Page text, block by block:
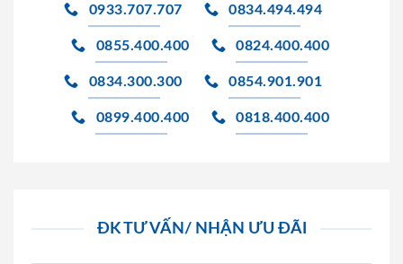
0933.707.707 0834.494.494
0855.400.400 0824.400.400
0834.300.300 0854.901.901
0899.400.400 0818.400.400
ĐK TƯ VẤN/ NHẬN ƯU ĐÃI